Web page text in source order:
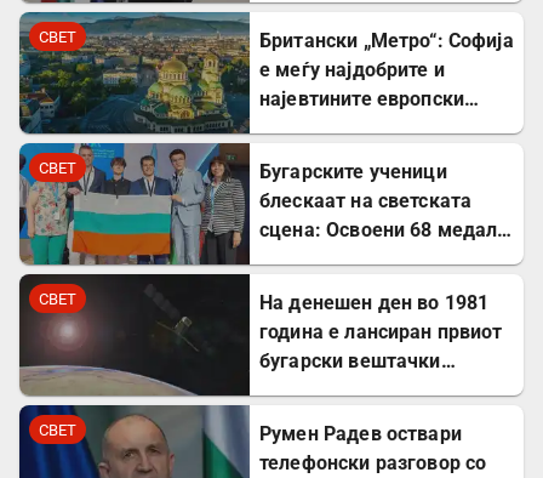
СВЕТ
Британски „Метро“: Софија
е меѓу најдобрите и
најевтините европски
СВЕТ
Бугарските ученици
блескаат на светската
сцена: Освоени 68 медали
година
СВЕТ
На денешен ден во 1981
година е лансиран првиот
бугарски вештачки
СВЕТ
Румен Радев оствари
телефонски разговор со